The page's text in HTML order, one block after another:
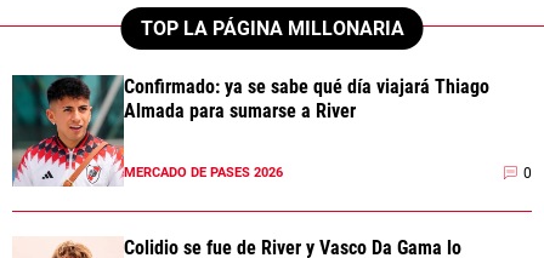
TOP LA PÁGINA MILLONARIA
Confirmado: ya se sabe qué día viajará Thiago
Almada para sumarse a River
MERCADO DE PASES 2026 0
Colidio se fue de River y Vasco Da Gama lo